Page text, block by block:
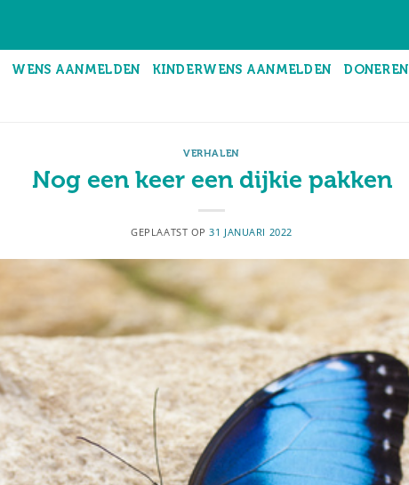
WENS AANMELDEN KINDERWENS AANMELDEN DONEREN
VERHALEN
Nog een keer een dijkie pakken
GEPLAATST OP31 JANUARI 2022